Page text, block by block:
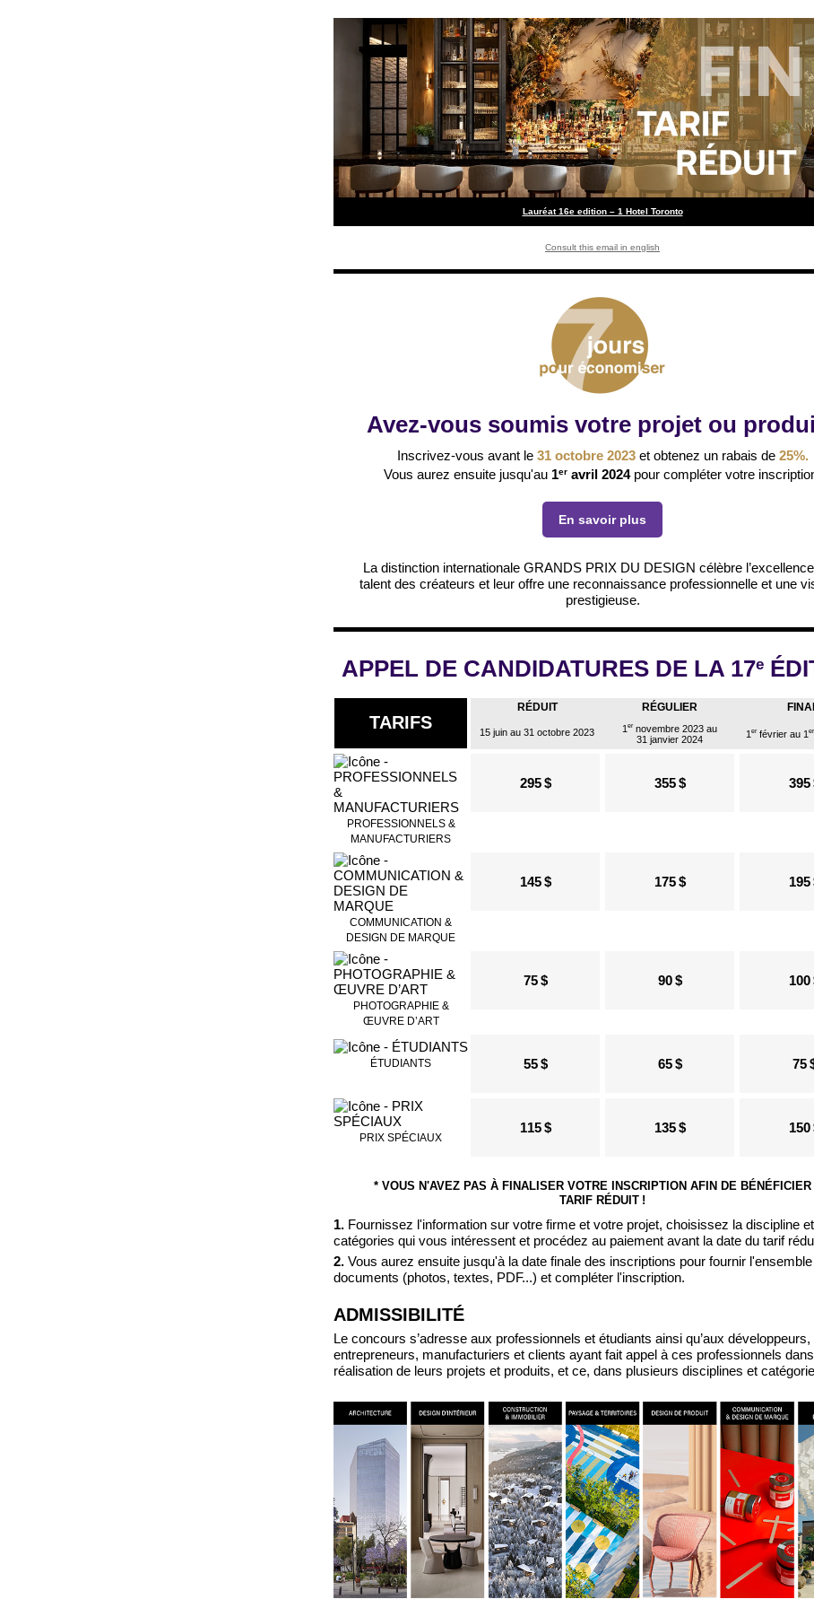
Lauréat 16e edition – 1 Hotel Toronto
Consult this email in english
Avez-vous soumis votre projet ou
Inscrivez-vous avant le 31 octobre 2023et obtenez un rabais de 25%.
Vous aurez ensuite jusqu'au 1er avril 2024 pour compléter votre
En savoir plus
La distinction internationale GRANDS PRIX DU DESIGN célèbre
talent des créateurs et leur offre une reconnaissance professionnelle et une
prestigieuse.
APPEL DE CANDIDATURES DE LA 17e
TARIFS
RÉDUIT RÉGULIER
15 juin au 31 octobre 2023 1 ernovembre 2023 au
31 janvier 2024
1 erfévrier au 1 er
PROFESSIONNELS &
MANUFACTURIERS
295 $ 355 $ 395
COMMUNICATION &
DESIGN DE MARQUE
145 $ 175 $ 195
PHOTOGRAPHIE &
ŒUVRE D’ART
75 $ 90 $ 100
ÉTUDIANTS 55 $ 65 $ 75
PRIX SPÉCIAUX
115 $ 135 $ 150
* VOUS N'AVEZ PAS À FINALISER VOTRE INSCRIPTION AFIN DE BÉNÉFICIER
TARIF RÉDUIT !
1. Fournissez l'information sur votre firme et votre projet, choisissez la discipline
catégories qui vous intéressent et procédez au paiement avant la date du tarif
2. Vous aurez ensuite jusqu'à la date finale des inscriptions pour fournir
documents (photos, textes, PDF...) et compléter l'inscription.
ADMISSIBILITÉ
Le concours s’adresse aux professionnels et étudiants ainsi qu’aux développeurs,
entrepreneurs, manufacturiers et clients ayant fait appel à ces professionnels
réalisation de leurs projets et produits, et ce, dans plusieurs disciplines et